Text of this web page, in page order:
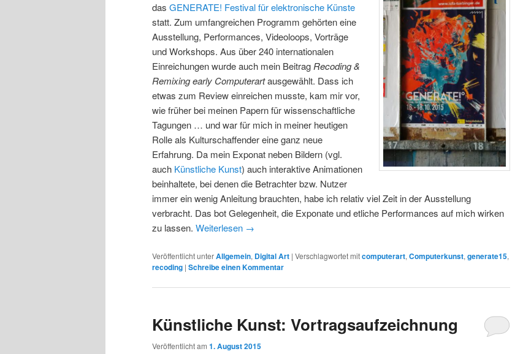
das GENERATE! Festival für elektronische Künste
statt. Zum umfangreichen Programm gehörten eine
Ausstellung, Performances, Videoloops, Vorträge
und Workshops. Aus über 240 internationalen
Einreichungen wurde auch mein BeitragRecoding &
Remixing early Computerartausgewählt. Dass ich
etwas zum Review einreichen musste, kam mir vor,
wie früher bei meinen Papern für wissenschaftliche
Tagungen … und war für mich in meiner heutigen
Rolle als Kulturschaffender eine ganz neue
Erfahrung. Da mein Exponat neben Bildern (vgl.
auch Künstliche Kunst) auch interaktive Animationen
beinhaltete, bei denen die Betrachter bzw. Nutzer
immer ein wenig Anleitung brauchten, habe ich relativ viel Zeit in der Ausstellung
verbracht. Das bot Gelegenheit, die Exponate und etliche Performances auf mich wirken
zu lassen. Weiterlesen →
Veröffentlicht unterAllgemein, Digital Art | Verschlagwortet mitcomputerart, Computerkunst, generate15,
recoding | Schreibe einen Kommentar
Künstliche Kunst: Vortragsaufzeichnung
Veröffentlicht am 1. August 2015